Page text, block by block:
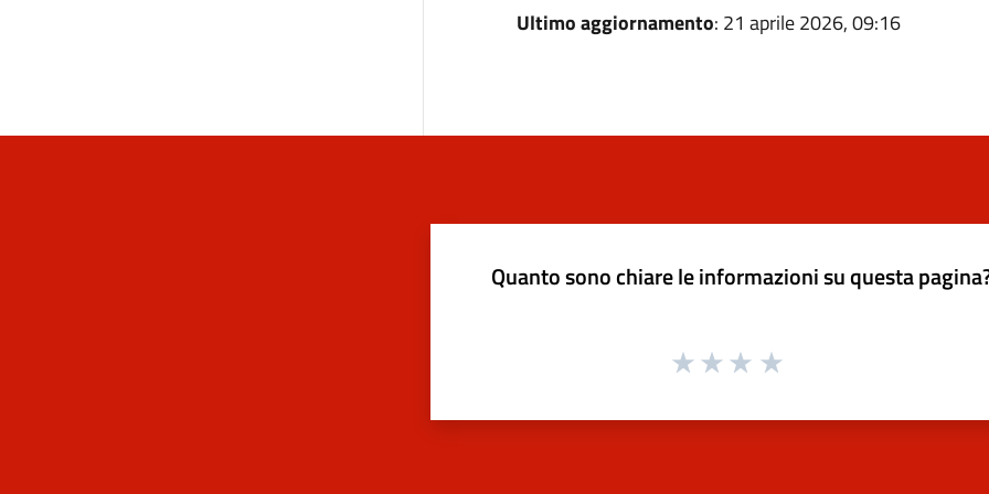
Ultimo aggiornamento: 21 aprile 2026, 09:16
Quanto sono chiare le informazioni su questa